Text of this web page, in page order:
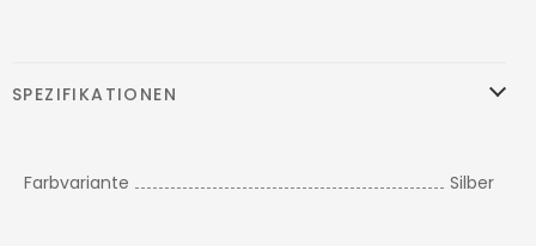
SPEZIFIKATIONEN
Farbvariante Silber